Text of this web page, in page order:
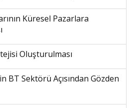
Küresel Pazarlara
Oluşturulması
BT Sektörü Açısından Gözden